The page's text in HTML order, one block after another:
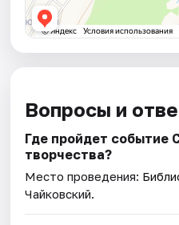
Вопросы и
Где пройдет событие
творчества?
Место проведения:
Чайковский.